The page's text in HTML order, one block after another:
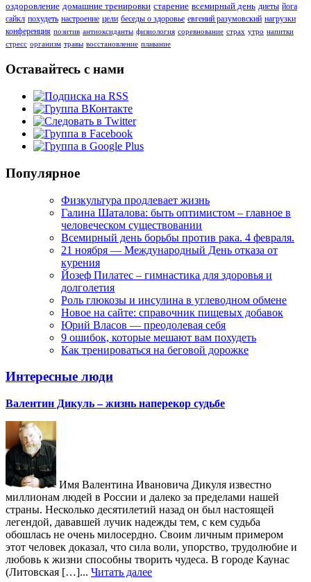
оздоровление домашние тренировки старение всемирный день диеты йога
сайкл похудеть настроение цели беседы о здоровье евгений разумовский нагрузки
конференция позитив антиоксиданты физиология соревнование страх утро напитки
стресс организм травы восстановление плавание
Оставайтесь с нами
Популярное
Физкультура продлевает жизнь
Галина Шаталова: быть оптимистом – главное в
человеческом существовании
Всемирный день борьбы против рака. 4 февраля.
21 ноября — Международный День отказа от
курения
Йозеф Пилатес – гимнастика для здоровья и
долголетия
Роль глюкозы и инсулина в углеводном обмене
Новое на сайте: справочник пищевых добавок
Юрий Власов — преодолевая себя
9 ошибок, которые мешают вам похудеть
Как тренироваться на беговой дорожке
Интересные люди
Валентин Дикуль – жизнь наперекор судьбе
Имя Валентина Ивановича Дикуля известно
миллионам людей в России и далеко за пределами нашей
страны. Несколько десятилетий назад он был настоящей
легендой, дававшей лучик надежды тем, с кем судьба
обошлась не очень милосердно. Своим личным примером
этот человек доказал, что сила воли, упорство, трудолюбие и
любовь к жизни способны творить чудеса. В городе Каунас
(Литовская […]... Читать далее